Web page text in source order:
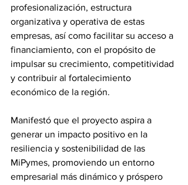
profesionalización, estructura
organizativa y operativa de estas
empresas, así como facilitar su acceso a
financiamiento, con el propósito de
impulsar su crecimiento, competitividad
y contribuir al fortalecimiento
económico de la región.
Manifestó que el proyecto aspira a
generar un impacto positivo en la
resiliencia y sostenibilidad de las
MiPymes, promoviendo un entorno
empresarial más dinámico y próspero